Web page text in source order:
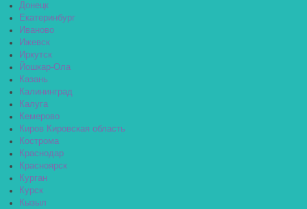
Донецк
Екатеринбург
Иваново
Ижевск
Иркутск
Йошкар-Ола
Казань
Калининград
Калуга
Кемерово
Киров Кировская область
Кострома
Краснодар
Красноярск
Курган
Курск
Кызыл